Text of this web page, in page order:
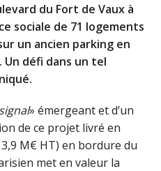
du Fort de Vaux à
sociale de 71 logements
un ancien parking en
défi dans un tel
signal» émergeant et d’un
de ce projet livré en
3,9 M€ HT) en bordure du
met en valeur la